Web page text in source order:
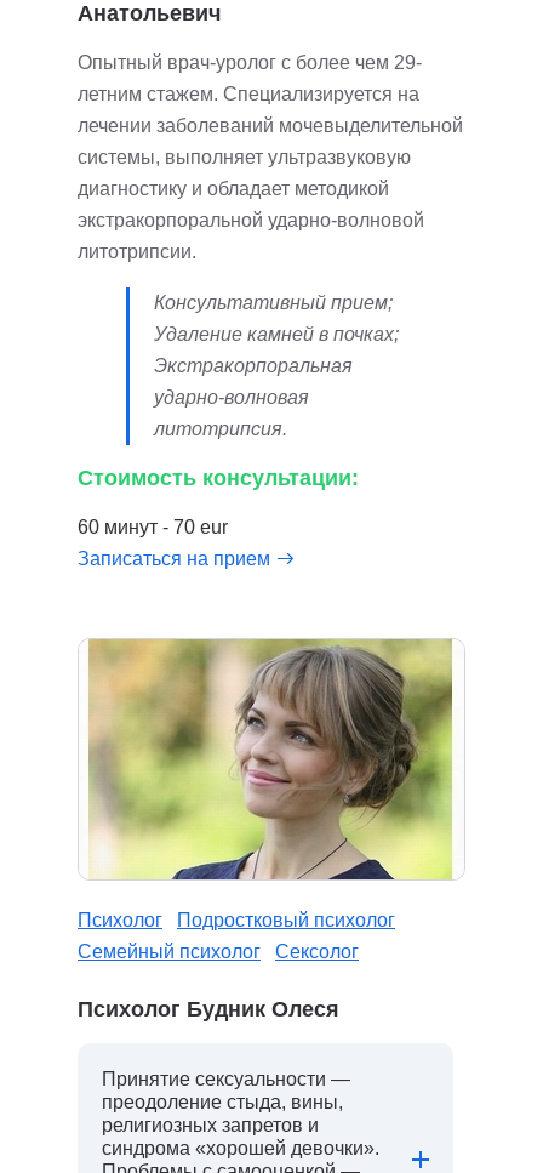
Анатольевич
Опытный врач-уролог с более чем 29-
летним стажем. Специализируется на
лечении заболеваний мочевыделительной
системы, выполняет ультразвуковую
диагностику и обладает методикой
экстракорпоральной ударно-волновой
литотрипсии.
Консультативный прием;
Удаление камней в почках;
Экстракорпоральная
ударно-волновая
литотрипсия.
Стоимость консультации:
60 минут - 70 eur
Записаться на прием
Психолог
Подростковый психолог
Семейный психолог
Сексолог
Психолог Будник Олеся
Принятие сексуальности —
преодоление стыда, вины,
религиозных запретов и
синдрома «хорошей девочки».